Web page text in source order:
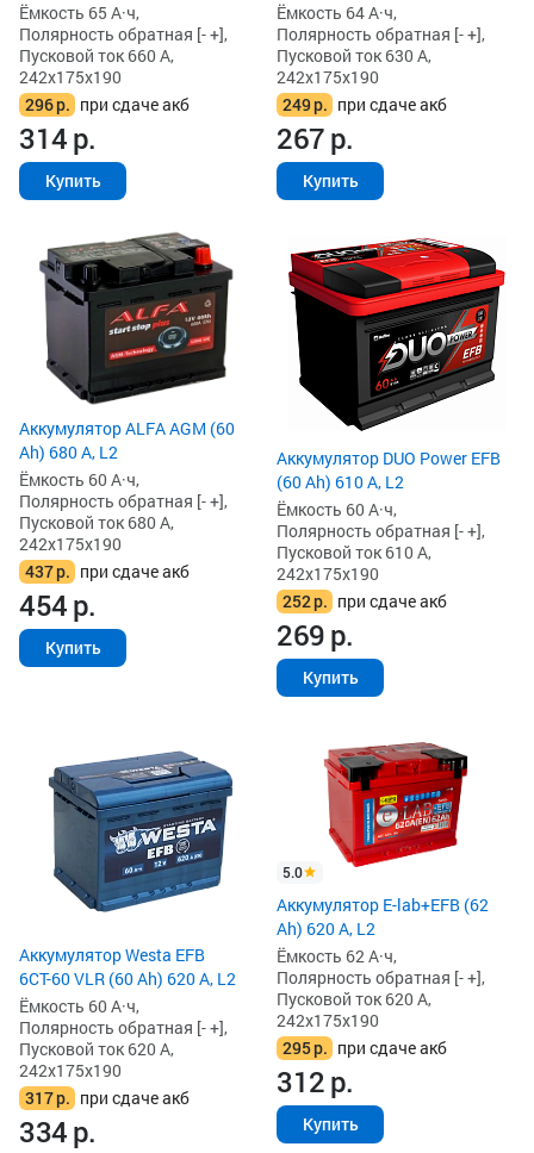
Ёмкость 65 А·ч,
Полярность обратная [- +],
Пусковой ток 660 А,
242x175x190
296р. при сдаче акб
314р.
Купить
Ёмкость 64 А·ч,
Полярность обратная [- +],
Пусковой ток 630 А,
242x175x190
249р. при сдаче акб
267р.
Купить
Аккумулятор ALFA AGM (60
Ah) 680 А, L2
Ёмкость 60 А·ч,
Полярность обратная [- +],
Пусковой ток 680 А,
242x175x190
437р. при сдаче акб
454р.
Купить
Аккумулятор DUO Power EFB
(60 Ah) 610 А, L2
Ёмкость 60 А·ч,
Полярность обратная [- +],
Пусковой ток 610 А,
242x175x190
252р. при сдаче акб
269р.
Купить
Аккумулятор Westa EFB
6СТ-60 VLR (60 Ah) 620 А, L2
Ёмкость 60 А·ч,
Полярность обратная [- +],
Пусковой ток 620 А,
242x175x190
317р. при сдаче акб
334р.
5.0
Аккумулятор E-lab+EFB (62
Ah) 620 А, L2
Ёмкость 62 А·ч,
Полярность обратная [- +],
Пусковой ток 620 А,
242x175x190
295р. при сдаче акб
312р.
Купить